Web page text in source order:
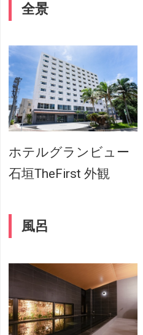
全景
ホテルグランビュー
石垣TheFirst 外観
風呂